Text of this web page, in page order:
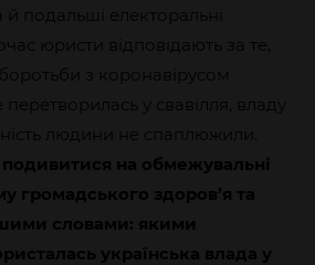
й подальші електоральні
юристи відповідають за те,
з коронавірусом
у свавілля, владу
людини не спаплюжили.
на обмежувальні
громадського здоров’я та
словами: якими
українська влада у